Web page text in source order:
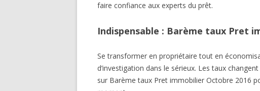
faire confiance aux experts du prêt.
Indispensable : Barème taux Pret
Se transformer en propriétaire tout en
d’investigation dans le sérieux. Les taux
sur Barème taux Pret immobilier Octobre 2016